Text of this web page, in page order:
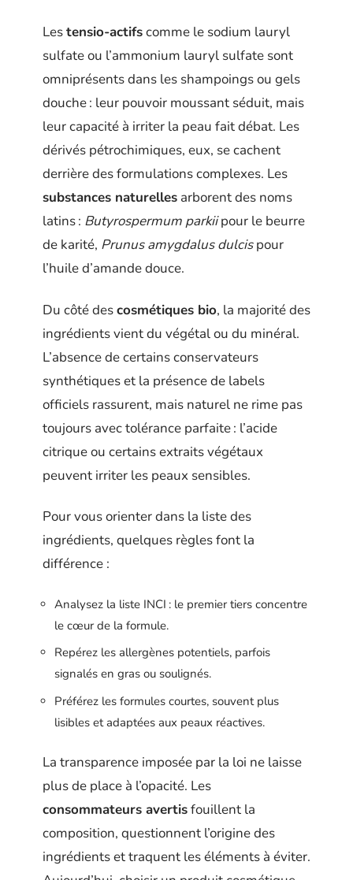
Lestensio-actifscomme le sodium lauryl
sulfate ou l’ammonium lauryl sulfate sont
omniprésents dans les shampoings ou gels
douche : leur pouvoir moussant séduit, mais
leur capacité à irriter la peau fait débat. Les
dérivés pétrochimiques, eux, se cachent
derrière des formulations complexes. Les
substances naturelles arborent des noms
latins : Butyrospermum parkiipour le beurre
de karité, Prunus amygdalus dulcispour
l’huile d’amande douce.
Du côté descosmétiques bio, la majorité des
ingrédients vient du végétal ou du minéral.
L’absence de certains conservateurs
synthétiques et la présence de labels
officiels rassurent, mais naturel ne rime pas
toujours avec tolérance parfaite : l’acide
citrique ou certains extraits végétaux
peuvent irriter les peaux sensibles.
Pour vous orienter dans la liste des
ingrédients, quelques règles font la
différence :
Analysez la liste INCI : le premier tiers concentre
le cœur de la formule.
Repérez les allergènes potentiels, parfois
signalés en gras ou soulignés.
Préférez les formules courtes, souvent plus
lisibles et adaptées aux peaux réactives.
La transparence imposée par la loi ne laisse
plus de place à l’opacité. Les
consommateurs avertisfouillent la
composition, questionnent l’origine des
ingrédients et traquent les éléments à éviter.